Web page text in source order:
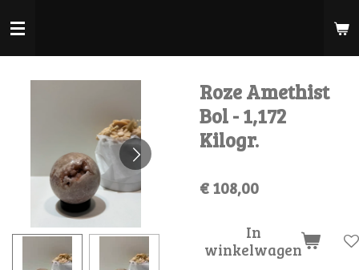
direct
Roze Amethist
Bol - 1,172
Kilogr.
€ 108,00
In
winkelwagen